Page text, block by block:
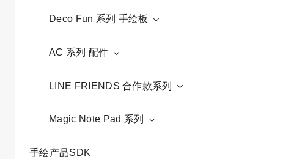
Deco Fun 系列 手绘板
AC 系列 配件
LINE FRIENDS 合作款系列
Magic Note Pad 系列
手绘产品SDK